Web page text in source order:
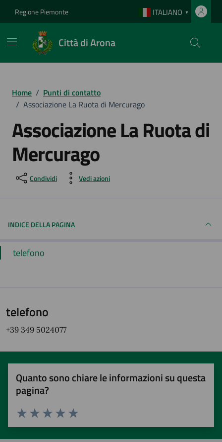
Regione Piemonte ITALIANO ▼
Città di Arona
Home / Punti di contatto
/ Associazione La Ruota di Mercurago
Associazione La Ruota di
Mercurago
Condividi Vedi azioni
INDICE DELLA PAGINA
telefono
telefono
+39 349 5024077
Quanto sono chiare le informazioni su questa
pagina?
Valuta 5 stelle su 5
Valuta 4 stelle su 5
Valuta 3 stelle su 5
Valuta 2 stelle su 5
Valuta 1 stelle su 5